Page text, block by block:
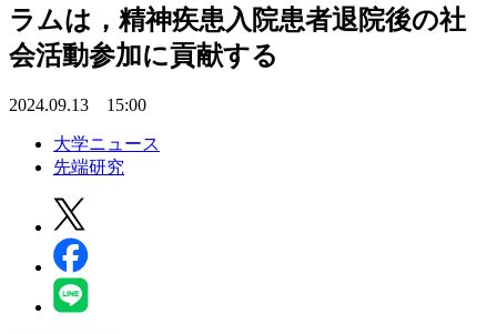
ラムは，精神疾患入院患者退院後の社
会活動参加に貢献する
2024.09.13 15:00
大学ニュース
先端研究